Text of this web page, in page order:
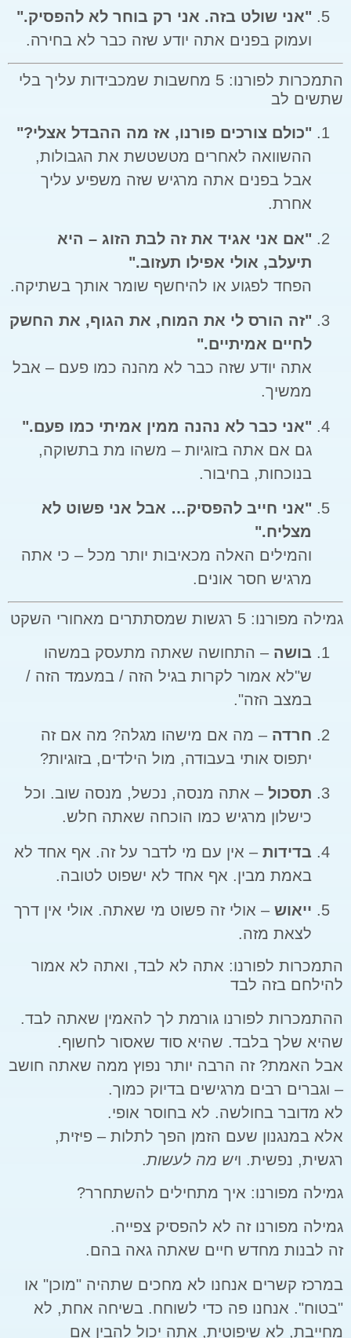
"אני שולט בזה. אני רק בוחר לא להפסיק."
ועמוק בפנים אתה יודע שזה כבר לא בחירה.
התמכרות לפורנו: 5 מחשבות שמכבידות עליך בלי
שתשים לב
"כולם צורכים פורנו, אז מה ההבדל אצלי?"
ההשוואה לאחרים מטשטשת את הגבולות,
אבל בפנים אתה מרגיש שזה משפיע עליך
אחרת.
"אם אני אגיד את זה לבת הזוג – היא
תיעלב, אולי אפילו תעזוב."
הפחד לפגוע או להיחשף שומר אותך בשתיקה.
"זה הורס לי את המוח, את הגוף, את החשק
לחיים אמיתיים."
אתה יודע שזה כבר לא מהנה כמו פעם – אבל
ממשיך.
"אני כבר לא נהנה ממין אמיתי כמו פעם."
גם אם אתה בזוגיות – משהו מת בתשוקה,
בנוכחות, בחיבור.
"אני חייב להפסיק… אבל אני פשוט לא
מצליח."
והמילים האלה מכאיבות יותר מכל – כי אתה
מרגיש חסר אונים.
גמילה מפורנו: 5 רגשות שמסתתרים מאחורי השקט
בושה – התחושה שאתה מתעסק במשהו
ש"לא אמור לקרות בגיל הזה / במעמד הזה /
במצב הזה".
חרדה – מה אם מישהו מגלה? מה אם זה
יתפוס אותי בעבודה, מול הילדים, בזוגיות?
תסכול – אתה מנסה, נכשל, מנסה שוב. וכל
כישלון מרגיש כמו הוכחה שאתה חלש.
בדידות – אין עם מי לדבר על זה. אף אחד לא
באמת מבין. אף אחד לא ישפוט לטובה.
ייאוש – אולי זה פשוט מי שאתה. אולי אין דרך
לצאת מזה.
התמכרות לפורנו: אתה לא לבד, ואתה לא אמור
להילחם בזה לבד
ההתמכרות לפורנו גורמת לך להאמין שאתה לבד.
שהיא שלך בלבד. שהיא סוד שאסור לחשוף.
אבל האמת? זה הרבה יותר נפוץ ממה שאתה חושב
– וגברים רבים מרגישים בדיוק כמוך.
לא מדובר בחולשה. לא בחוסר אופי.
אלא במנגנון שעם הזמן הפך לתלות – פיזית,
רגשית, נפשית. ויש מה לעשות.
גמילה מפורנו: איך מתחילים להשתחרר?
גמילה מפורנו זה לא להפסיק צפייה.
זה לבנות מחדש חיים שאתה גאה בהם.
במרכז קשרים אנחנו לא מחכים שתהיה "מוכן" או
"בטוח". אנחנו פה כדי לשוחח. בשיחה אחת, לא
מחייבת, לא שיפוטית, אתה יכול להבין אם